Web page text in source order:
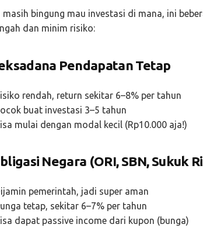
masih bingung mau investasi di mana, ini
dan minim risiko:
Pendapatan Tetap
rendah, return sekitar 6–8% per tahun
buat investasi 3–5 tahun
mulai dengan modal kecil (Rp10.000 aja!)
Negara (ORI, SBN, Sukuk
pemerintah, jadi super aman
tetap, sekitar 6–7% per tahun
dapat passive income dari kupon (bunga)